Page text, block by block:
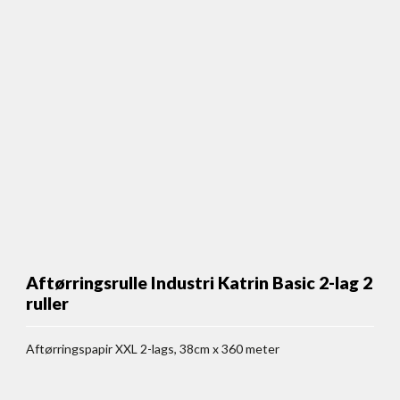
Aftørringsrulle Industri Katrin Basic 2-lag 2
ruller
Aftørringspapir XXL 2-lags, 38cm x 360 meter